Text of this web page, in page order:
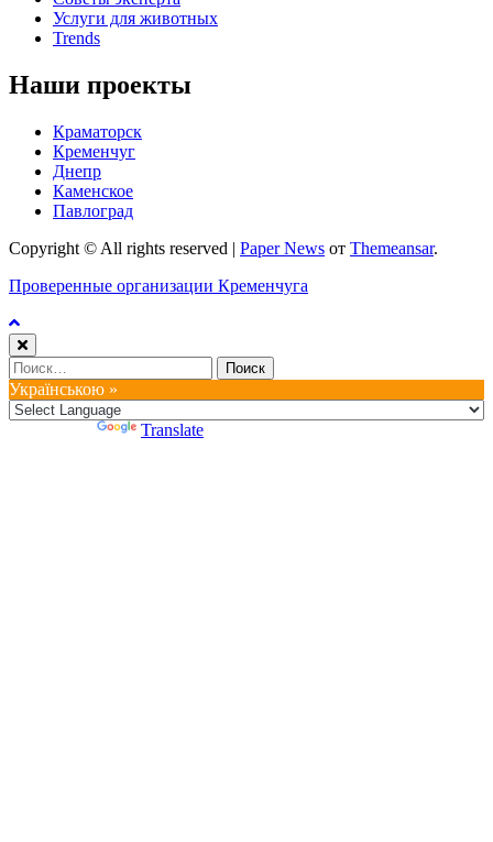
Услуги для животных
Trends
Наши проекты
Краматорск
Кременчуг
Днепр
Каменское
Павлоград
Copyright © All rights reserved | Paper News от Themeansar.
Проверенные организации Кременчуга
Найти:
Українською »
Translate